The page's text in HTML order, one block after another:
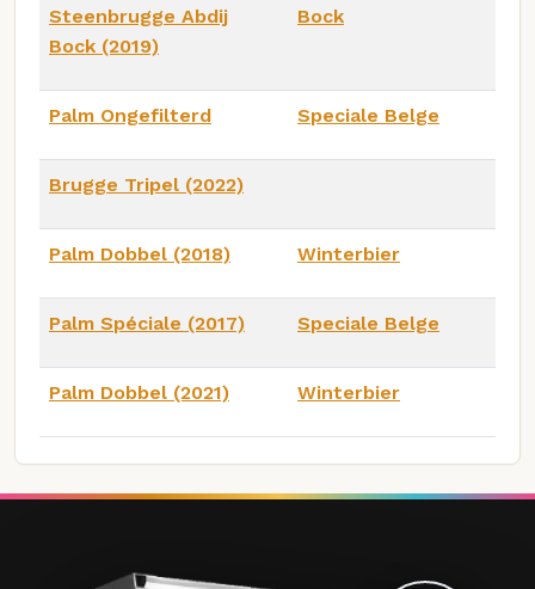
Steenbrugge Abdij
Bock (2019)
Bock
Palm Ongefilterd Speciale Belge
Brugge Tripel (2022)
Palm Dobbel (2018) Winterbier
Palm Spéciale (2017) Speciale Belge
Palm Dobbel (2021) Winterbier